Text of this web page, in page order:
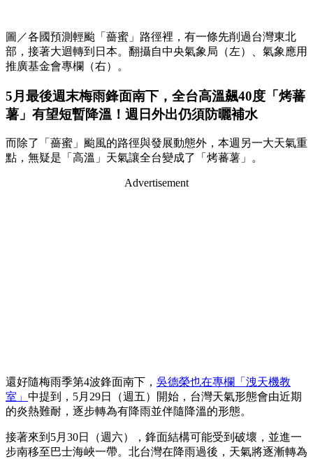
圖／各國預測輕颱「薔蜜」路徑裡，有一條先削過台灣東北
部，接著大迴轉到日本。翻攝自中央氣象局（左）、氣象應用
推廣基金會專欄（右）。
5月最後週末梅雨鋒面南下，全台高溫飆40度「烤蕃
薯」有望短暫降溫！週日外出仍須防曬補水
而除了「薔蜜」颱風的路徑與發展動態外，本週另一大天氣重
點，無疑是「高溫」天氣讓全台變成了「烤蕃薯」。
Advertisement
還好隨梅雨季第4波鋒面南下， 吳德榮也在專欄「洩天機教
室」 中提到，5月29日（週五）開始，台灣天氣形態會由近期
的炎熱難耐，逐步轉為有降雨並伴隨降溫的形態。
接著來到5月30日（週六），鋒面結構可能受到破壞，並進一
步南移至巴士海峽一帶。北台灣在降雨過後，天氣將逐漸轉為